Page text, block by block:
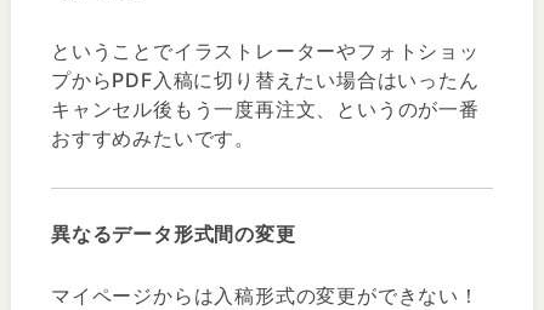
ということでイラストレーターやフォトショッ
プからPDF入稿に切り替えたい場合はいったん
キャンセル後もう一度再注文、というのが一番
おすすめみたいです。
異なるデータ形式間の変更
マイページからは入稿形式の変更ができない！